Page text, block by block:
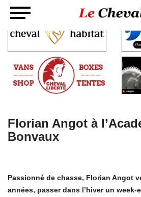
Florian Angot à
Bonvaux
Passionné de chasse, Florian Angot
années, passer dans l’hiver un week-